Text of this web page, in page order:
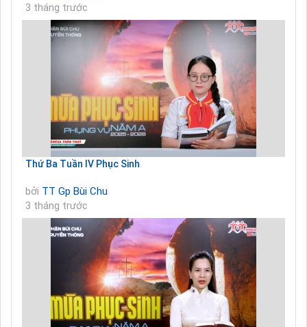
3 tháng trước
Thứ Ba Tuần IV Phục Sinh
bởi TT Gp Bùi Chu
3 tháng trước